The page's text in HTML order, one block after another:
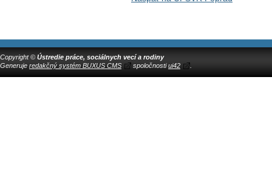
Copyright © Ústredie práce, sociálnych vecí a rodiny
Generuje redakčný systém BUXUS CMS spoločnostiui42